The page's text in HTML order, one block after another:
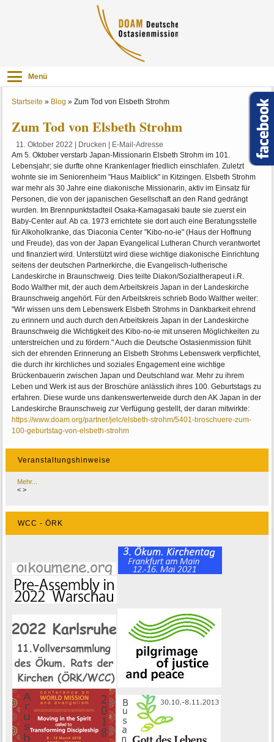
Menü
Startseite » Blog »Zum Tod von Elsbeth Strohm
Zum Tod von Elsbeth Strohm
11. Oktober 2022 Drucken
E-Mail-Adresse
Am 5. Oktober verstarb Japan-Missionarin Elsbeth Strohm im 101.
Lebensjahr; sie durfte ohne Krankenlager friedlich einschlafen. Zuletzt
wohnte sie im Seniorenheim "Haus Maiblick" in Kitzingen. Elsbeth Strohm
war mehr als 30 Jahre eine diakonische Missionarin, aktiv im Einsatz für
Personen, die von der japanischen Gesellschaft an den Rand gedrängt
wurden. Im Brennpunktstadteil Osaka-Kamagasaki baute sie zuerst ein
Baby-Center auf. Ab ca. 1973 errichtete sie dort auch eine Beratungsstelle
für Alkoholkranke, das 'Diaconia Center "Kibo-no-ie" (Haus der Hoffnung
und Freude), das von der Japan Evangelical Lutheran Church verantwortet
und finanziert wird. Unterstützt wird diese wichtige diakonische Einrichtung
seitens der deutschen Partnerkirche, die Evangelisch-lutherische
Landeskirche in Braunschweig. Dies teilte Diakon/Sozialtherapeut i.R.
Bodo Walther mit, der auch dem Arbeitskreis Japan in der Landeskirche
Braunschweig angehört. Für den Arbeitskreis schrieb Bodo Walther weiter:
"Wir wissen uns dem Lebenswerk Elsbeth Strohms in Dankbarkeit ehrend
zu erinnern und auch durch den Arbeitskreis Japan in der Landeskirche
Braunschweig die Wichtigkeit des Kibo-no-ie mit unseren Möglichkeiten zu
unterstreichen und zu fördern." Auch die Deutsche Ostasienmission fühlt
sich der ehrenden Erinnerung an Elsbeth Strohms Lebenswerk verpflichtet,
die durch ihr kirchliches und soziales Engagement eine wichtige
Brückenbauerin zwischen Japan und Deutschland war. Mehr zu ihrem
Leben und Werk ist aus der Broschüre anlässlich ihres 100. Geburtstags zu
erfahren. Diese wurde uns dankenswerterweide durch den AK Japan in der
Landeskirche Braunschweig zur Verfügung gestellt, der daran mitwirkte:
https://www.doam.org/partner/jelc/elsbeth-strohm/5401-broschuere-zum-
100-geburtstag-von-elsbeth-strohm
Veranstaltungshinweise
Mehr...
< >
WCC - ÖRK